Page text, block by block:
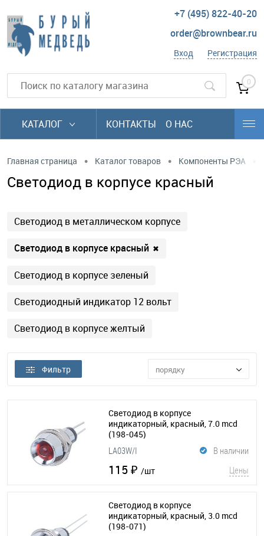
+7 (495) 822-40-20
order@brownbear.ru
Вход Регистрация
0
КАТАЛОГ КОНТАКТЫ О НАС
Главная страница • Каталог товаров • Компоненты РЭА
Светодиод в корпусе красный
Светодиод в металлическом корпусе
Светодиод в корпусе красный ✖
Светодиод в корпусе зеленый
Светодиодный индикатор 12 вольт
Светодиод в корпусе желтый
Фильтр порядку
Светодиод в корпусе
индикаторный, красный, 7.0 mcd
(198-045)
В наличии
LA03W/I
115 ₽ /шт Цены
Светодиод в корпусе
индикаторный, красный, 3.0 mcd
(198-071)